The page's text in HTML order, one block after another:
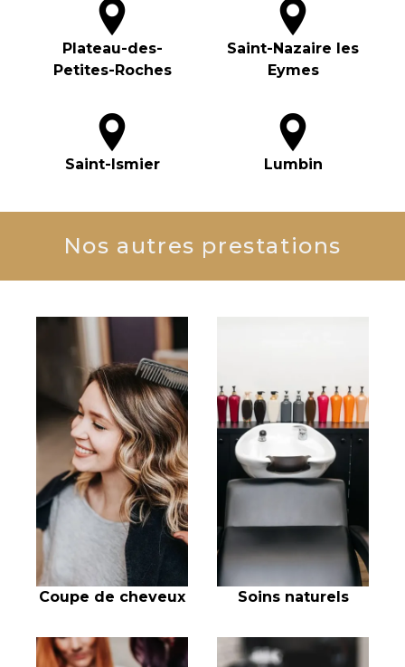
Plateau-des-
Petites-Roches
Saint-Nazaire les
Eymes
Saint-Ismier Lumbin
Nos autres prestations
Coupe de cheveux Soins naturels